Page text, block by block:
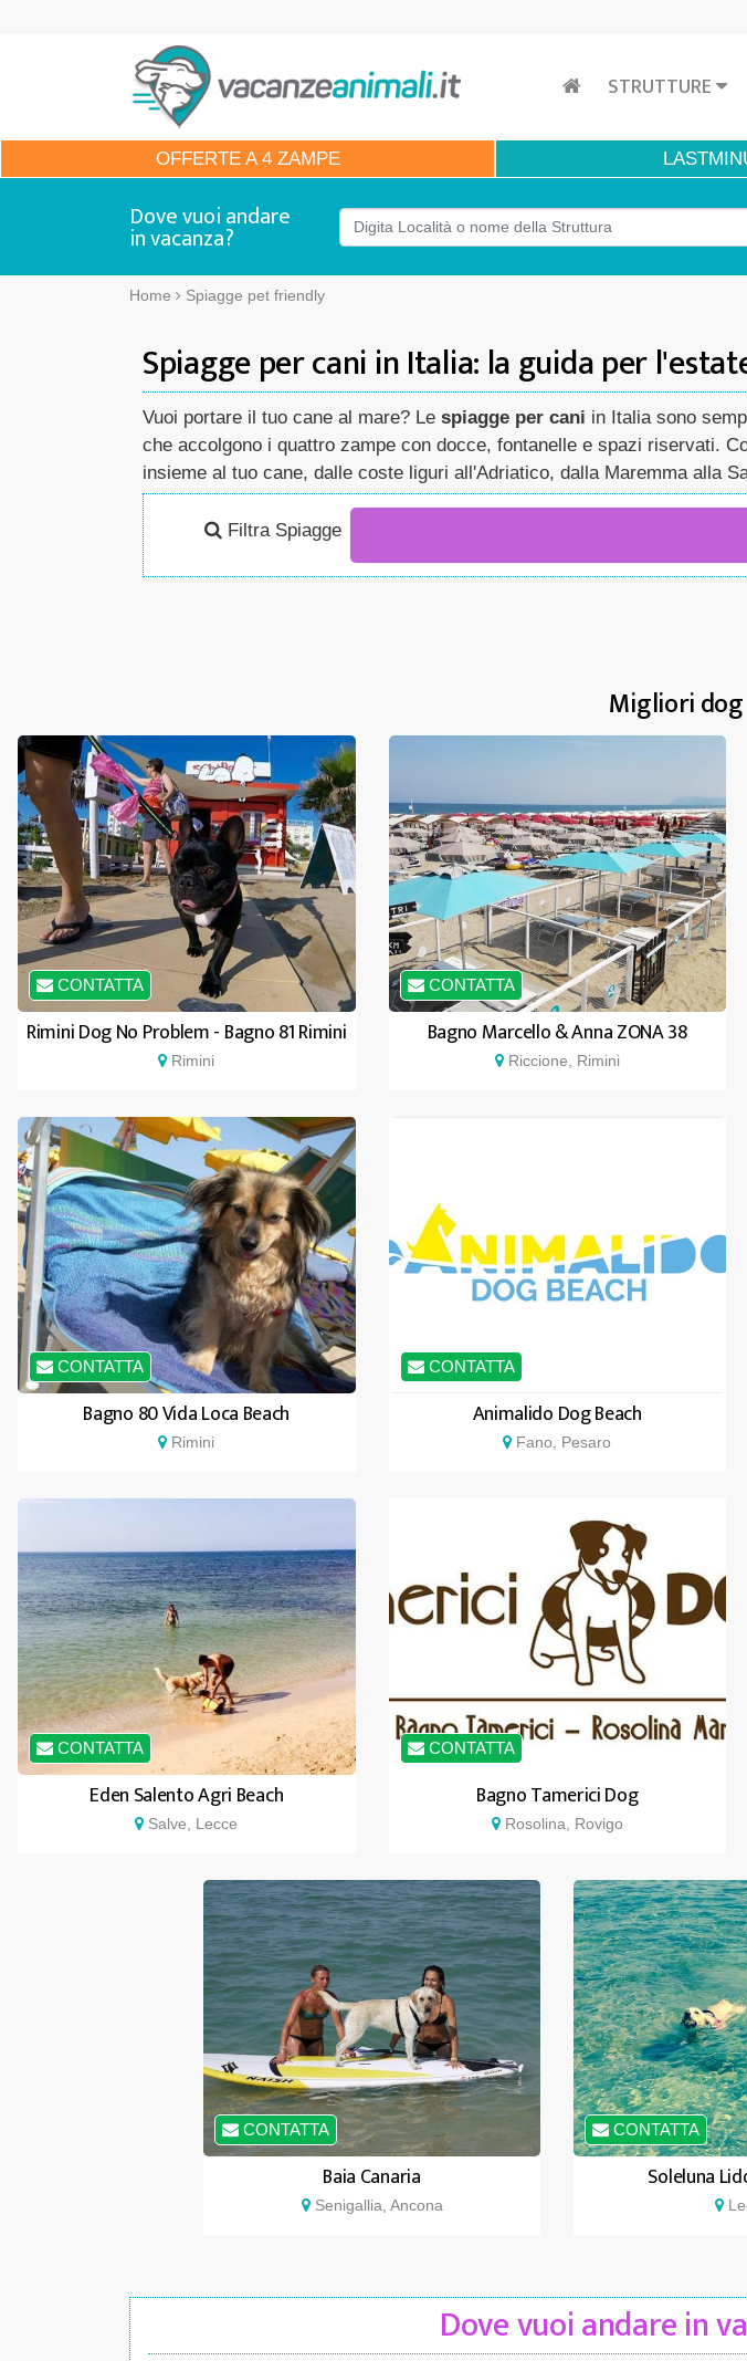
STRUTTURE
OFFERTEA 4 ZAMPE
Dove vuoi andare
in vacanza?
Home Spiagge pet friendly
Spiagge per cani in Italia: la guida per
Vuoi portare il tuo cane al mare? Le spiagge per cani in Italia sono
che accolgono i quattro zampe con docce, fontanelle e spazi riservati.
insieme al tuo cane, dalle coste liguri all'Adriatico, dalla Maremma alla
Filtra Spiagge
Migliori
CONTATTA
Rimini Dog No Problem - Bagno 81 Rimini
Rimini
CONTATTA
Bagno Marcello & Anna ZONA 38
Riccione, Rimini
CONTATTA
Bagno 80 Vida Loca Beach
Rimini
CONTATTA
Animalido Dog Beach
Fano, Pesaro
CONTATTA
Eden Salento Agri Beach
Salve, Lecce
CONTATTA
Bagno Tamerici Dog
Rosolina, Rovigo
CONTATTA
Baia Canaria
Senigallia, Ancona
CONTATTA
Soleluna
Dove vuoi andare in